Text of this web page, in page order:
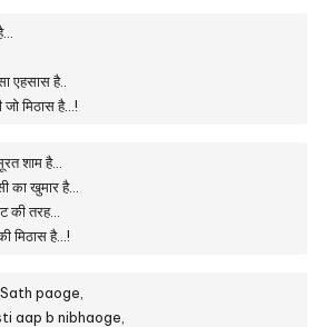
एहसास है..
जो मिठास है…!
शाम है…
का खुमार है…
तरह…
मिठास है…!
paoge,
aap b nibhaoge,